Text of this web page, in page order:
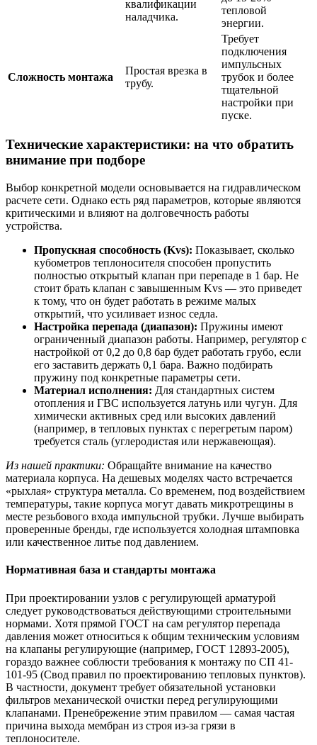
квалификации
наладчика.
тепловой
энергии.
Сложность монтажа
Простая врезка в
трубу.
Требует
подключения
импульсных
трубок и более
тщательной
настройки при
пуске.
Технические характеристики: на что обратить
внимание при подборе
Выбор конкретной модели основывается на гидравлическом
расчете сети. Однако есть ряд параметров, которые являются
критическими и влияют на долговечность работы
устройства.
Пропускная способность (Kvs): Показывает, сколько
кубометров теплоносителя способен пропустить
полностью открытый клапан при перепаде в 1 бар. Не
стоит брать клапан с завышенным Kvs — это приведет
к тому, что он будет работать в режиме малых
открытий, что усиливает износ седла.
Настройка перепада (диапазон): Пружины имеют
ограниченный диапазон работы. Например, регулятор с
настройкой от 0,2 до 0,8 бар будет работать грубо, если
его заставить держать 0,1 бара. Важно подбирать
пружину под конкретные параметры сети.
Материал исполнения: Для стандартных систем
отопления и ГВС используется латунь или чугун. Для
химически активных сред или высоких давлений
(например, в тепловых пунктах с перегретым паром)
требуется сталь (углеродистая или нержавеющая).
Из нашей практики: Обращайте внимание на качество
материала корпуса. На дешевых моделях часто встречается
«рыхлая» структура металла. Со временем, под воздействием
температуры, такие корпуса могут давать микротрещины в
месте резьбового входа импульсной трубки. Лучше выбирать
проверенные бренды, где используется холодная штамповка
или качественное литье под давлением.
Нормативная база и стандарты монтажа
При проектировании узлов с регулирующей арматурой
следует руководствоваться действующими строительными
нормами. Хотя прямой ГОСТ на сам регулятор перепада
давления может относиться к общим техническим условиям
на клапаны регулирующие (например, ГОСТ 12893-2005),
гораздо важнее соблюсти требования к монтажу по СП 41-
101-95 (Свод правил по проектированию тепловых пунктов).
В частности, документ требует обязательной установки
фильтров механической очистки перед регулирующими
клапанами. Пренебрежение этим правилом — самая частая
причина выхода мембран из строя из-за грязи в
теплоносителе.